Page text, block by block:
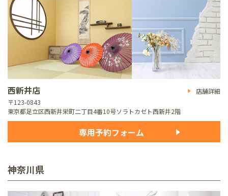
西新井店
店舗詳細
〒123-0843
東京都足立区西新井栄町二丁目4番10号ソラトカゼト西新井2階
専用予約フォーム
神奈川県